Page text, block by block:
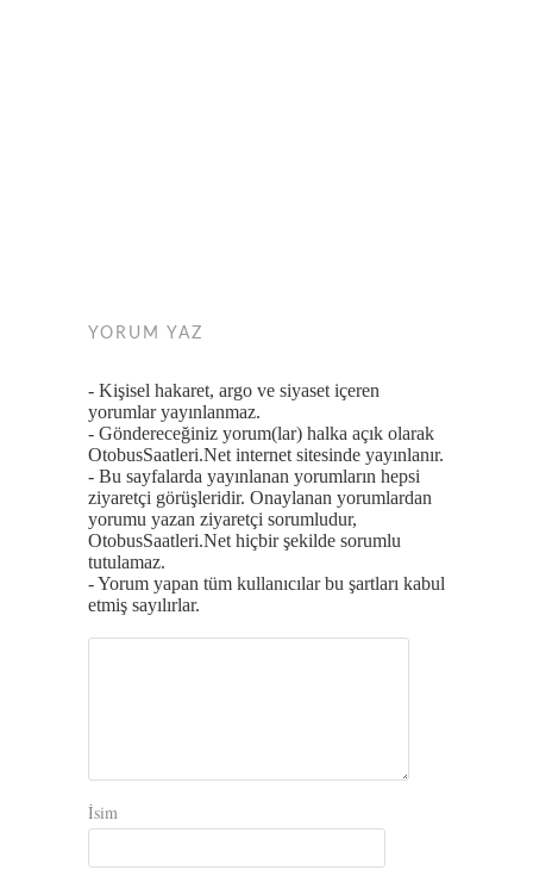
YORUM YAZ
- Kişisel hakaret, argo ve siyaset içeren
yorumlar yayınlanmaz.
- Göndereceğiniz yorum(lar) halka açık olarak
OtobusSaatleri.Net internet sitesinde yayınlanır.
- Bu sayfalarda yayınlanan yorumların hepsi
ziyaretçi görüşleridir. Onaylanan yorumlardan
yorumu yazan ziyaretçi sorumludur,
OtobusSaatleri.Net hiçbir şekilde sorumlu
tutulamaz.
- Yorum yapan tüm kullanıcılar bu şartları kabul
etmiş sayılırlar.
İsim